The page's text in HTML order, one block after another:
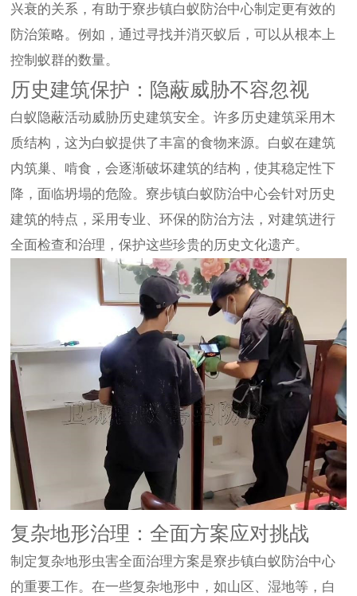
兴衰的关系，有助于寮步镇白蚁防治中心制定更有效的
防治策略。例如，通过寻找并消灭蚁后，可以从根本上
控制蚁群的数量。
历史建筑保护：隐蔽威胁不容忽视
白蚁隐蔽活动威胁历史建筑安全。许多历史建筑采用木
质结构，这为白蚁提供了丰富的食物来源。白蚁在建筑
内筑巢、啃食，会逐渐破坏建筑的结构，使其稳定性下
降，面临坍塌的危险。寮步镇白蚁防治中心会针对历史
建筑的特点，采用专业、环保的防治方法，对建筑进行
全面检查和治理，保护这些珍贵的历史文化遗产。
复杂地形治理：全面方案应对挑战
制定复杂地形虫害全面治理方案是寮步镇白蚁防治中心
的重要工作。在一些复杂地形中，如山区、湿地等，白